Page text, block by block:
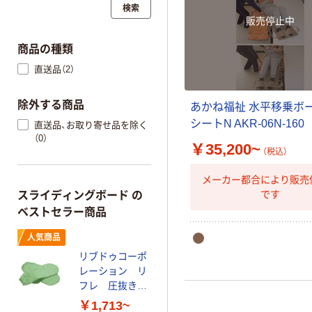
販売停止中
あかね福祉 水平移乗ボ
シートN AKR-06N-160
￥35,200~ （税込）
メーカー都合により販売
です
検索
商品の種類
直送品（2）
除外する商品
直送品、お取り寄せ品を除く
（0）
スライディングボード の
ベストセラー商品
人気商品
リブドゥコーポ
レーション リ
フレ 圧抜きグ
ローブ手ムレ防
￥1,713~